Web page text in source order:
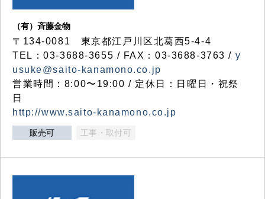
（有）斉藤金物
〒134-0081 東京都江戸川区北葛西5-4-4
TEL：03-3688-3655 / FAX：03-3688-3763 / y
usuke@saito-kanamono.co.jp
営業時間：8:00〜19:00 / 定休日：日曜日・祝祭
日
http://www.saito-kanamono.co.jp
販売可 工事・取付可